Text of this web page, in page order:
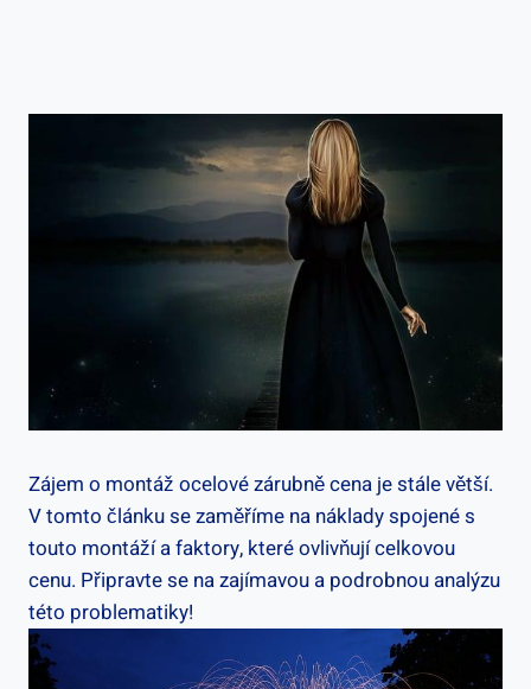
Zájem o montáž ocelové zárubně cena je stále větší.
V tomto článku se zaměříme na náklady spojené s
touto montáží a faktory, které ovlivňují celkovou
cenu. Připravte se na zajímavou a podrobnou analýzu
této problematiky!